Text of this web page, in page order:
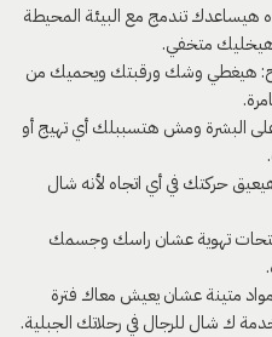
تندمج مع البيئة المحيطة
هيغطي وشك ورقبتك ويحميك من
البشرة ومش هتسببلك أي تهيج أو
حركتك في أي اتجاه لأنه شال
تهوية عشان راسك وجسمك
متينة عشان يعيش معاك فترة
ك شال للرجال في رحلاتك الجبلية.